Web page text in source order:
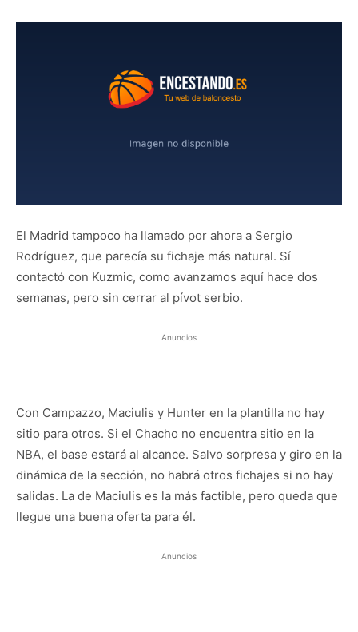
El Madrid tampoco ha llamado por ahora a Sergio
Rodríguez, que parecía su fichaje más natural. Sí
contactó con Kuzmic, como avanzamos aquí hace dos
semanas, pero sin cerrar al pívot serbio.
Anuncios
Con Campazzo, Maciulis y Hunter en la plantilla no hay
sitio para otros. Si el Chacho no encuentra sitio en la
NBA, el base estará al alcance. Salvo sorpresa y giro en la
dinámica de la sección, no habrá otros fichajes si no hay
salidas. La de Maciulis es la más factible, pero queda que
llegue una buena oferta para él.
Anuncios